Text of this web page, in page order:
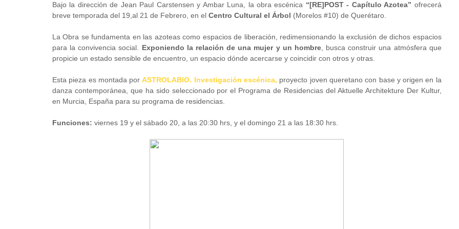
Bajo la dirección de Jean Paul Carstensen y Ambar Luna, la obra escénica “[RE]POST - Capítulo Azotea” ofrecerá
breve temporada del 19,al 21 de Febrero, en el Centro Cultural el Árbol (Morelos #10) de Querétaro.
La Obra se fundamenta en las azoteas como espacios de liberación, redimensionando la exclusión de dichos espacios
para la convivencia social. Exponiendo la relación de una mujer y un hombre, busca construir una atmósfera que
propicie un estado sensible de encuentro, un espacio dónde acercarse y coincidir con otros y otras.
Esta pieza es montada porASTROLABIO. Investigación escénica, proyecto joven queretano con base y origen en la
danza contemporánea, que ha sido seleccionado por el Programa de Residencias del Aktuelle Architekture Der Kultur,
en Murcia, España para su programa de residencias.
Funciones: viernes 19 y el sábado 20, a las 20:30 hrs, y el domingo 21 a las 18:30 hrs.